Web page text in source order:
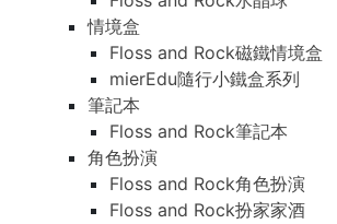
情境盒
Floss and Rock磁鐵情境盒
mierEdu隨行小鐵盒系列
筆記本
Floss and Rock筆記本
角色扮演
Floss and Rock角色扮演
Floss and Rock扮家家酒